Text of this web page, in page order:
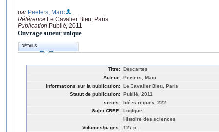
par Peeters, Marc
Référence Le Cavalier Bleu, Paris
Publication Publié, 2011
Ouvrage auteur unique
DÉTAILS
Titre: Descartes
Auteur: Peeters, Marc
Informations sur la publication: Le Cavalier Bleu, Paris
Statut de publication: Publié, 2011
series: Idées reçues, 222
Sujet CREF: Logique
Histoire des sciences
Volumes/pages: 127 p.